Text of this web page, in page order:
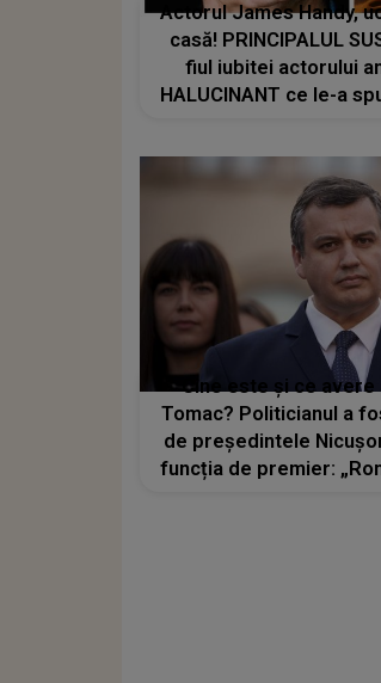
Actorul James Handy,
casă! PRINCIPALUL
fiul iubitei actorului
HALUCINANT ce le-a
Cine este și ce avere
Tomac? Politicianul a
de președintele
funcția de premier: